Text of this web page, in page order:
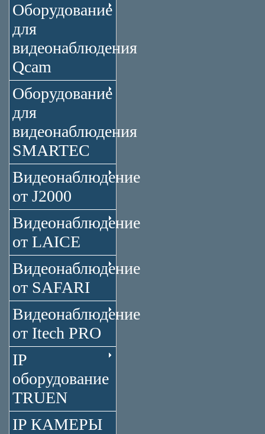
Оборудование
для
видеонаблюдения
Qcam
Оборудование
для
видеонаблюдения
SMARTEC
Видеонаблюдение
от J2000
Видеонаблюдение
от LAICE
Видеонаблюдение
от SAFARI
Видеонаблюдение
от Itech PRO
IP
оборудование
TRUEN
IP КАМЕРЫ